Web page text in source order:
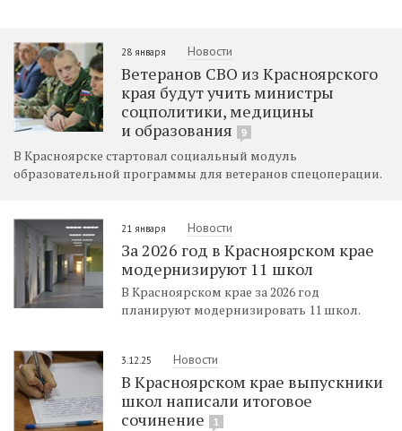
28 января Новости
Ветеранов СВО из Красноярского
края будут учить министры
соцполитики, медицины
и образования
9
В Красноярске стартовал социальный модуль
образовательной программы для ветеранов спецоперации.
21 января Новости
За 2026 год в Красноярском крае
модернизируют 11 школ
В Красноярском крае за 2026 год
планируют модернизировать 11 школ.
3.12.25 Новости
В Красноярском крае выпускники
школ написали итоговое
сочинение
1